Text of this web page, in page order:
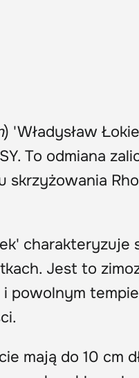
) 'Władysław
To odmiana
Jest to
powolnym
mają do 10 cm